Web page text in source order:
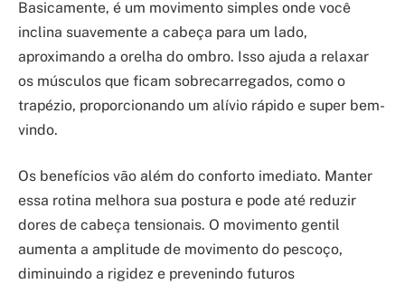
Basicamente, é um movimento simples onde você
inclina suavemente a cabeça para um lado,
aproximando a orelha do ombro. Isso ajuda a relaxar
os músculos que ficam sobrecarregados, como o
trapézio, proporcionando um alívio rápido e super bem-
vindo.
Os benefícios vão além do conforto imediato. Manter
essa rotina melhora sua postura e pode até reduzir
dores de cabeça tensionais. O movimento gentil
aumenta a amplitude de movimento do pescoço,
diminuindo a rigidez e prevenindo futuros